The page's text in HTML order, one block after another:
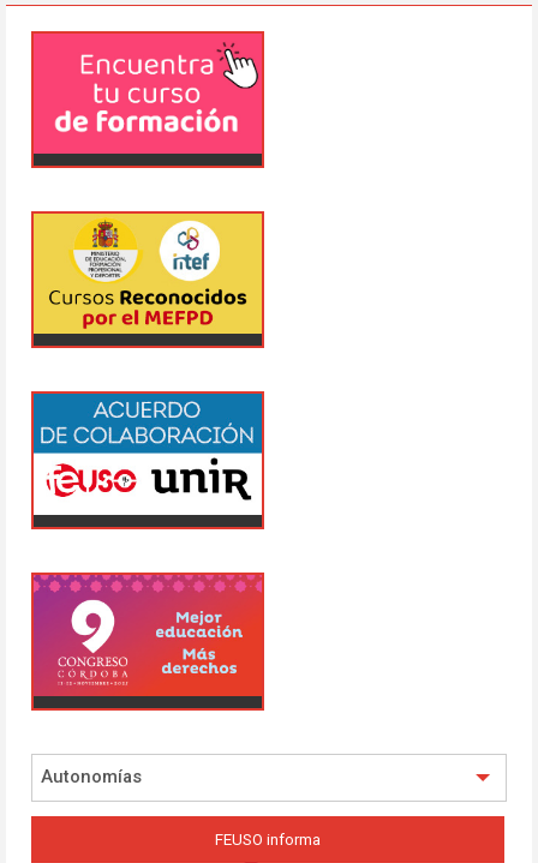
Autonomías
FEUSO informa